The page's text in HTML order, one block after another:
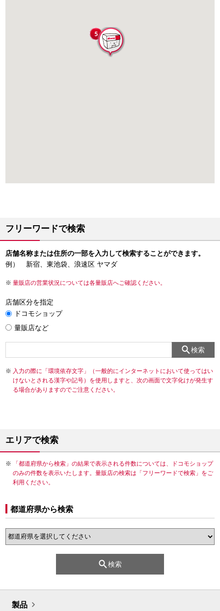
フリーワードで検索
店舗名称または住所の一部を入力して検索することができます。
例） 新宿、東池袋、浪速区 ヤマダ
量販店の営業状況については各量販店へご確認ください。
店舗区分を指定
ドコモショップ
量販店など
検索
入力の際に「環境依存文字」（一般的にインターネットにおいて使ってはい
けないとされる漢字や記号）を使用しますと、次の画面で文字化けが発生す
る場合がありますのでご注意ください。
エリアで検索
「都道府県から検索」の結果で表示される件数については、ドコモショップ
のみの件数を表示いたします。量販店の検索は「フリーワードで検索」をご
利用ください。
都道府県から検索
検索
製品